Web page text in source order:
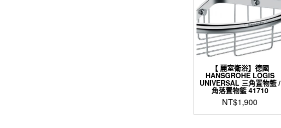
【 麗室衛浴】德國
HANSGROHE LOGIS
UNIVERSAL 三角置物籃 /
角落置物籃 41710
NT$1,900